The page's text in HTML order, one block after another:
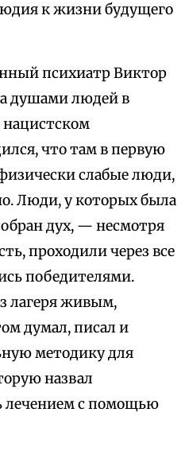
к жизни будущего
психиатр Виктор
душами людей в
что там в первую
слабые люди,
Люди, у которых была
дух, — несмотря
проходили через все
победителями.
лагеря живым,
думал, писал и
методику для
назвал
лечением с помощью